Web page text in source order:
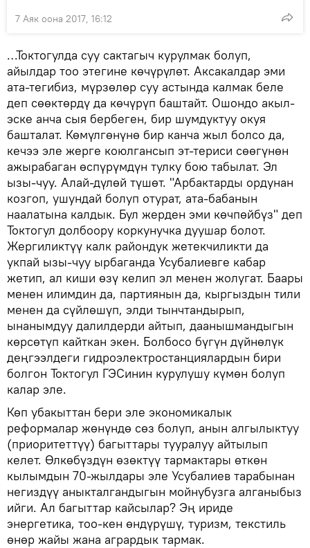
7 Аяк оона 2017, 16:12
…Токтогулда суу сактагыч курулмак болуп,
айылдар тоо этегине көчүрүлөт. Аксакалдар эми
ата-тегибиз, мүрзөлөр суу астында калмак беле
деп сөөктөрдү да көчүрүп баштайт. Ошондо акыл-
эске анча сыя бербеген, бир шумдуктуу окуя
башталат. Көмүлгөнүнө бир канча жыл болсо да,
кечээ эле жерге коюлгансып эт-териси сөөгүнөн
ажырабаган өспүрүмдүн тулку бою табылат. Эл
ызы-чуу. Алай-дүлөй түшөт. "Арбактарды ордунан
козгоп, ушундай болуп отурат, ата-бабанын
наалатына калдык. Бул жерден эми көчпөйбүз" деп
Токтогул долбоору коркунучка дуушар болот.
Жергиликтүү калк райондук жетекчиликти да
укпай ызы-чуу ырбаганда Усубалиевге кабар
жетип, ал киши өзү келип эл менен жолугат. Баары
менен илимдин да, партиянын да, кыргыздын тили
менен да сүйлөшүп, элди тынчтандырып,
ынанымдуу далилдерди айтып, даанышмандыгын
көрсөтүп кайткан экен. Болбосо бүгүн дүйнөлүк
деңгээлдеги гидроэлектростанциялардын бири
болгон Токтогул ГЭСинин курулушу күмөн болуп
калар эле.
Көп убакыттан бери эле экономикалык
реформалар жөнүндө сөз болуп, анын алгылыктуу
(приоритеттүү) багыттары тууралуу айтылып
келет. Өлкөбүздүн өзөктүү тармактары өткөн
кылымдын 70-жылдары эле Усубалиев тарабынан
негиздүү аныкталгандыгын мойнубузга алганыбыз
ийги. Ал багыттар кайсылар? Эң ириде
энергетика, тоо-кен өндүрүшү, туризм, текстиль
өнөр жайы жана агрардык тармак.